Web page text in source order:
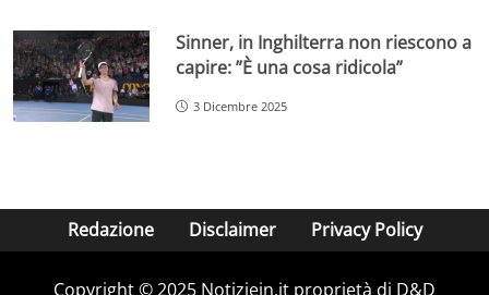
Sinner, in Inghilterra non riescono a
capire: ”È una cosa ridicola”
3 Dicembre 2025
Redazione Disclaimer Privacy Policy
Copyright © 2025 Notiziein.it proprietà di D&D